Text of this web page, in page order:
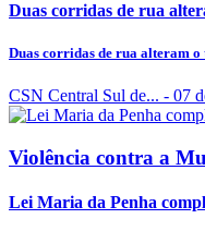
Duas corridas de rua
Duas corridas de rua alteram
CSN Central Sul de... - 07
Violência contra a
Lei Maria da Penha